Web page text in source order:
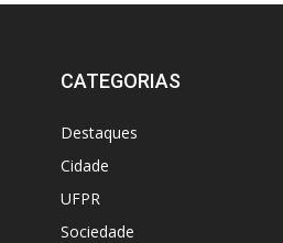
CATEGORIAS
Destaques
Cidade
UFPR
Sociedade